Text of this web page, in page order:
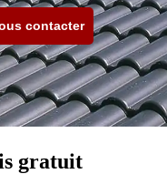
contacter
gratuit